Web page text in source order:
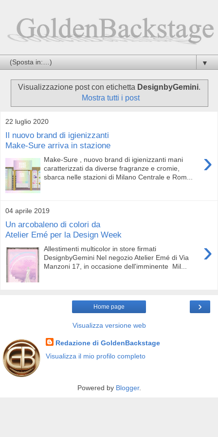
▼
Visualizzazione post con etichetta DesignbyGemini.
Mostra tutti i post
22 luglio 2020
Il nuovo brand di igienizzanti
Make-Sure arriva in stazione
›
Make-Sure , nuovo brand di igienizzanti mani
caratterizzati da diverse fragranze e cromie,
sbarca nelle stazioni di Milano Centrale e Rom...
04 aprile 2019
Un arcobaleno di colori da
Atelier Emé per la Design Week
›
Allestimenti multicolor in store firmati
DesignbyGemini Nel negozio Atelier Emé di Via
Manzoni 17, in occasione dell'imminente Mil...
›
Home page
Visualizza versione web
Redazione di GoldenBackstage
Visualizza il mio profilo completo
Powered by Blogger.